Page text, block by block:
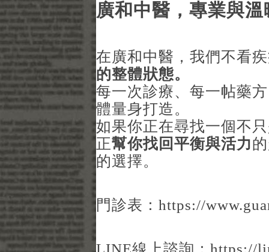
廣和中醫，專業與
在廣和中醫，我們不看
的整體狀態。
每一次診療、每一帖藥
體量身打造。
如果你正在尋找一個不
正幫你找回平衡與活力
的選擇。
門診表： https://
LINE線上諮詢： https://